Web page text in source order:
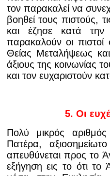
τον παρακαλεί να
βοηθεί τους πιστούς,
και έζησε κατά
παρακαλούν οι
Θείας Μεταλήψεως
άξιους της κοινωνίας
και τον ευχαριστούν
5. Οι
Πολύ μικρός
Πατέρα,
απευθύνεται προς το
εξήγηση εις το ότι το